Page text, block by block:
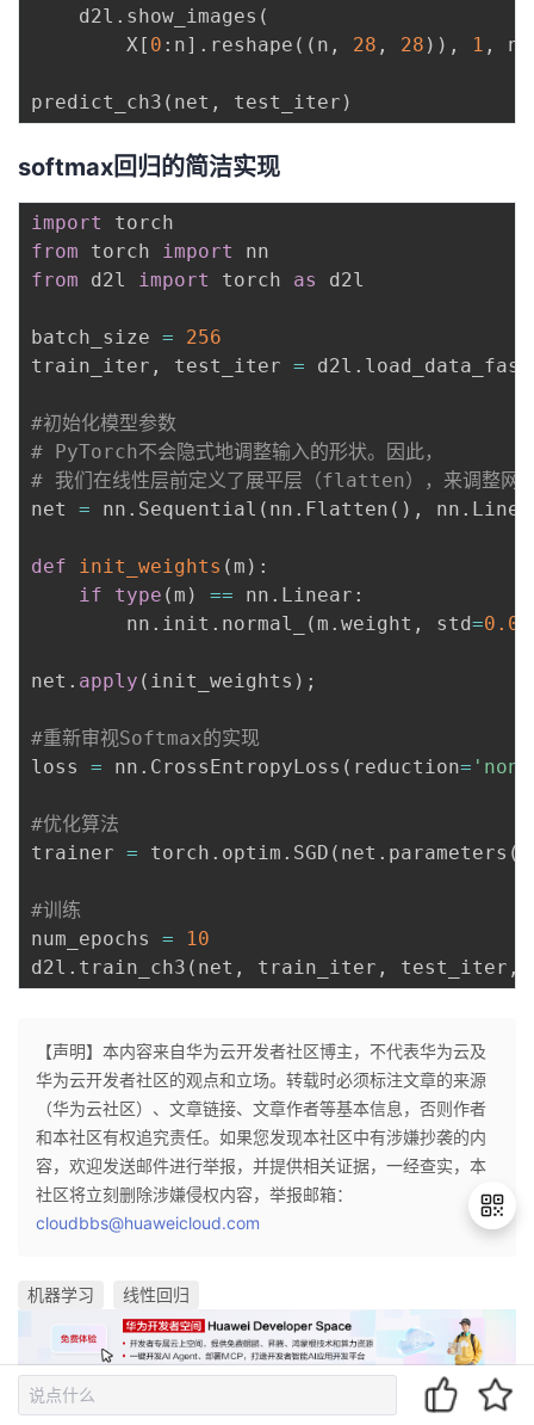
    d2l
. show_images (
        X
[ 0 : n] . reshape ( ( n , 28 , 28 ) ) , 1 , n
predict_ch3 ( net , test_iter )
softmax回归的简洁实现
import
from torch import
from d2l import torch as d2l
batch_size =
256
train_iter , test_iter = d2l .
#初始化模型参数
# PyTorch不会隐式地调整输入的形状。因此，
# 我们在线性层前定义了展平层（flatten），来调整网
net = nn . Sequential ( nn . Flatten ( ) , nn .
def init_weights ( m ) :
if
type ( m ) == nn . Linear :
        nn
. init . normal_ ( m . weight , std=0.01
net . apply ( init_weights ) ;
#重新审视Softmax的实现
loss = nn . CrossEntropyLoss ( reduction=
#优化算法
trainer = torch . optim . SGD ( net . parameters (
#训练
num_epochs =
10
d2l . train_ch3 ( net , train_iter , test_iter ,
【声明】本内容来自华为云开发者社区博主，不代表华为云及
华为云开发者社区的观点和立场。转载时必须标注文章的来源
（华为云社区）、文章链接、文章作者等基本信息，否则作者
和本社区有权追究责任。如果您发现本社区中有涉嫌抄袭的内
容，欢迎发送邮件进行举报，并提供相关证据，一经查实，本
社区将立刻删除涉嫌侵权内容，举报邮箱：
cloudbbs@huaweicloud.com
机器学习 线性回归